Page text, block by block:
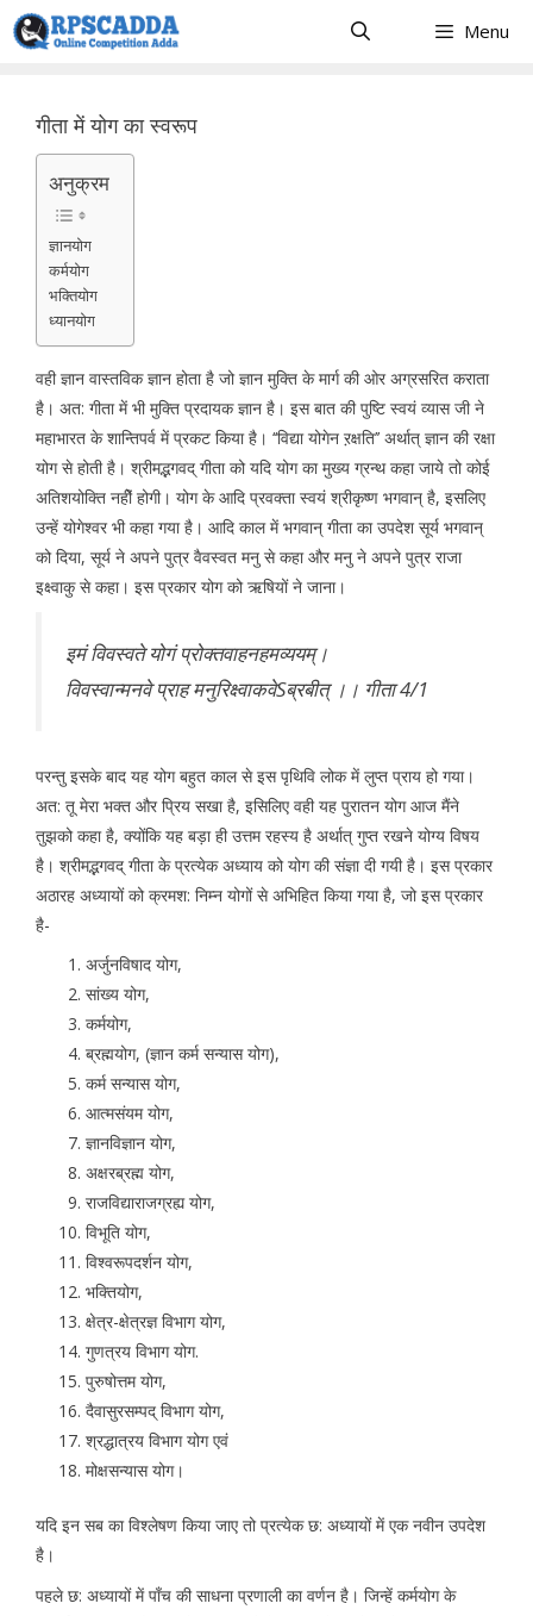
Skip
to
Menu
गीता में योग का स्वरूप
अनुक्रम
ज्ञानयोग
कर्मयोग
भक्तियोग
ध्यानयोग
वही ज्ञान वास्तविक ज्ञान होता है जो ज्ञान मुक्ति के मार्ग की ओर अग्रसरित कराता
है। अत: गीता में भी मुक्ति प्रदायक ज्ञान है। इस बात की पुष्टि स्वयं व्यास जी ने
महाभारत के शान्तिपर्व में प्रकट किया है। ‘‘विद्या योगेन ऱक्षति’’ अर्थात् ज्ञान की रक्षा
योग से होती है। श्रीमद्भगवद् गीता को यदि योग का मुख्य ग्रन्थ कहा जाये तो कोई
अतिशयोक्ति नहीें होगी। योग के आदि प्रवक्ता स्वयं श्रीकृष्ण भगवान् है, इसलिए
उन्हें योगेश्वर भी कहा गया है। आदि काल में भगवान् गीता का उपदेश सूर्य भगवान्
को दिया, सूर्य ने अपने पुत्र वैवस्वत मनु से कहा और मनु ने अपने पुत्र राजा
इक्ष्वाकु से कहा। इस प्रकार योग को ऋषियों ने जाना।
इमं विवस्वते योगं प्रोक्तवाहनहमव्ययम्।
विवस्वान्मनवे प्राह मनुरिक्ष्वाकवेSब्रबीत् ।। गीता 4/1
परन्तु इसके बाद यह योग बहुत काल से इस पृथिवि लोक में लुप्त प्राय हो गया।
अत: तू मेरा भक्त और प्रिय सखा है, इसिलिए वही यह पुरातन योग आज मैंने
तुझको कहा है, क्योंकि यह बड़ा ही उत्तम रहस्य है अर्थात् गुप्त रखने योग्य विषय
है। श्रीमद्भगवद् गीता के प्रत्येक अध्याय को योग की संज्ञा दी गयी है। इस प्रकार
अठारह अध्यायों को क्रमश: निम्न योगों से अभिहित किया गया है, जो इस प्रकार
है-
अर्जुनविषाद योग,
सांख्य योग,
कर्मयोग,
ब्रह्मयोग, (ज्ञान कर्म सन्यास योग),
कर्म सन्यास योग,
आत्मसंयम योग,
ज्ञानविज्ञान योग,
अक्षरब्रह्म योग,
राजविद्याराजग्रह्य योग,
विभूति योग,
विश्वरूपदर्शन योग,
भक्तियोग,
क्षेत्र-क्षेत्रज्ञ विभाग योग,
गुणत्रय विभाग योग.
पुरुषोत्तम योग,
दैवासुरसम्पद् विभाग योग,
श्रद्धात्रय विभाग योग एवं
मोक्षसन्यास योग।
यदि इन सब का विश्लेषण किया जाए तो प्रत्येक छ: अध्यायों में एक नवीन उपदेश
है।
पहले छ: अध्यायों में पाँच की साधना प्रणाली का वर्णन है। जिन्हें कर्मयोग के